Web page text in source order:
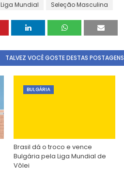
Liga Mundial Seleção Masculina
TALVEZ VOCÊ GOSTE DESTAS POSTAGENS
BULGÁRIA
Brasil dá o troco e vence
Bulgária pela Liga Mundial de
Vôlei